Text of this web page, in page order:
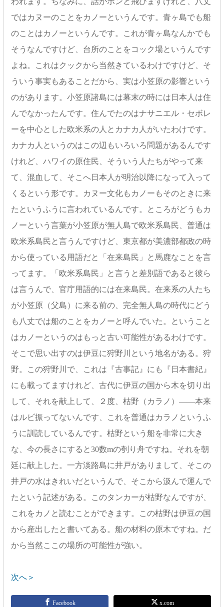
ではカヌーのことをカノーというんです。青ヶ島でも船
のことはカノーというんです。これが青ヶ島なんかでも
そうなんですけど、台所のことをコック場というんです
よね。これはクックから当然きているわけですけど、そ
ういう事実もあることだから、実は小笠原の影響という
のがあります。小笠原諸島には幕末の時には日本人は住
んでなかったんです。住んでたのはナサニエル・セボレ
ーを中心とした欧米系の人とカナカ人がいたわけです。
カナカ人というのはこの辺もいろいろ問題があるんです
けれど、ハワイの原住民、そういう人たちがやって来
て、混血して、そこへ日本人が明治以降になって入って
くるという形です。カヌー文化もカノーもそのときに来
たというふうに言われているんです。ところがどうもカ
ノーという言葉が小笠原が無人島で欧米系島民、普通は
欧米系島民と言うんですけど、東京都が美濃部都政の時
から使っている用語だと「在来島民」と馬鹿なことを言
ってます。「欧米系島民」と言うと差別語であると彼ら
は言うんで、官庁用語的には在来島民。在来系の人たち
が小笠原（父島）に来る前の、完全無人島の時代にどう
も八丈では船のことをカノーと呼んでいた。ということ
はカノーというのはもっと古い可能性があるわけです。
そこで思い出すのは伊豆に狩野川という地名がある。狩
野。この狩野川で、これは『古事記』にも『日本書紀』
にも載ってますけれど、古代に伊豆の国から木を切り出
して、それを献上して、２度、枯野（カラノ）――本来
はルビ振ってないんです、これを普通はカラノというふ
うに訓読しているんです。枯野という船を非常に大き
な、今の長さにすると30数mの刳り舟ですね。それを朝
廷に献上した。一方淡路島に井戸がありまして、そこの
井戸の水はきれいだというんで、そこから汲んで運んで
たという記述がある。このタンカーが枯野なんですが、
これをカノと読むことができます。この枯野は伊豆の国
から産出したと書いてある。船の材料の原木ですね。だ
から当然ここの場所の可能性が強い。
次へ＞
Facebook x.com